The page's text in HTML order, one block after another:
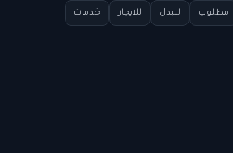
مطلوب للبدل للايجار خدمات